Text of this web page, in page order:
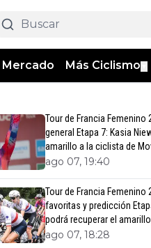
Mercado Más Ciclismo
Tour de Francia Femenino
general Etapa 7: Kasia
amarillo a la ciclista de
ago 07, 19:40
Tour de Francia Femenino
favoritas y predicción
podrá recuperar el
ago 07, 18:28